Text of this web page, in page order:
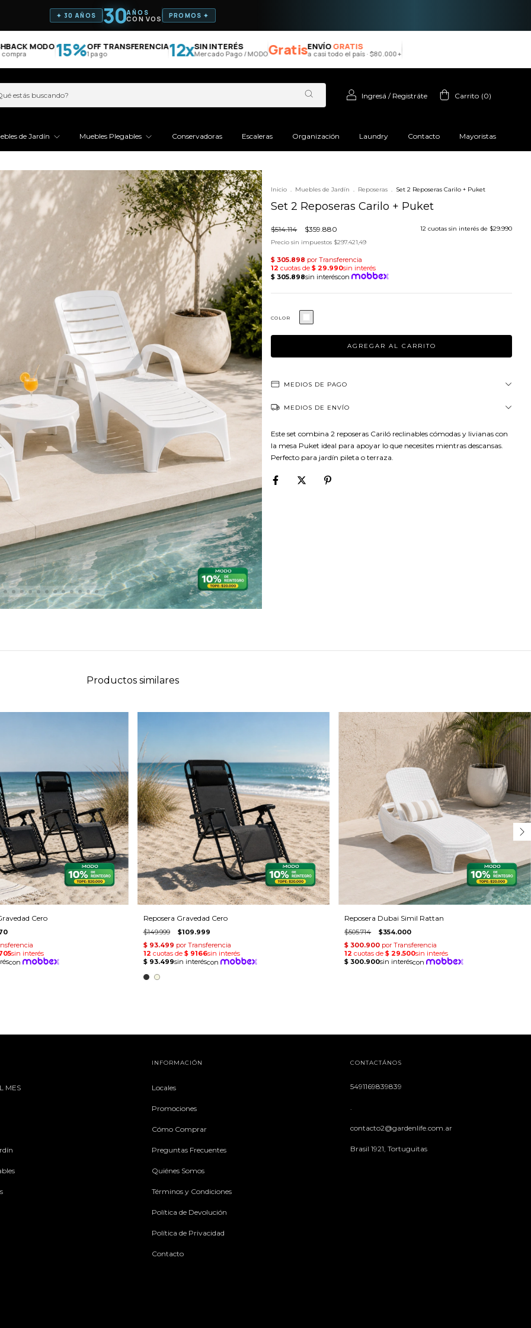
✦ 30 AÑOS 30AÑOS
CON VOS PROMOS ✦
MODO15%OFF TRANSFERENCIA
1 pago 12xSIN INTERÉS
Mercado Pago / MODOGratisENVÍOGRATIS
a casi todo el país · $80.000+
Ingresá / Registráte Carrito (0)
de Jardín Muebles Plegables Conservadoras Escaleras Organización Laundry Contacto Mayoristas
Inicio . Muebles de Jardín . Reposeras . Set 2 Reposeras Carilo + Puket
Set 2 Reposeras Carilo + Puket
$514.114 $359.880 12 cuotas sin interés de $29.990
Precio sin impuestos $297.421,49
COLOR
MEDIOS DE PAGO
MEDIOS DE ENVÍO
Este set combina 2 reposeras Cariló reclinables cómodas y livianas con
la mesa Puket ideal para apoyar lo que necesites mientras descansas.
Perfecto para jardín pileta o terraza.
Productos similares
Cero Reposera Gravedad Cero
$149.999 $109.999
Reposera Dubai Simil Rattan
$505.714 $354.000
MES
INFORMACIÓN
Locales
Promociones
Cómo Comprar
Preguntas Frecuentes
Quiénes Somos
Términos y Condiciones
Política de Devolución
Política de Privacidad
Contacto
CONTACTÁNOS
5491169839839
contacto2@gardenlife.com.ar
Brasil 1921, Tortuguitas